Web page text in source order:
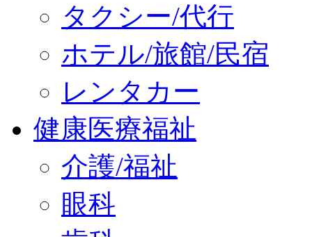
タクシー/代行
ホテル/旅館/民宿
レンタカー
健康医療福祉
介護/福祉
眼科